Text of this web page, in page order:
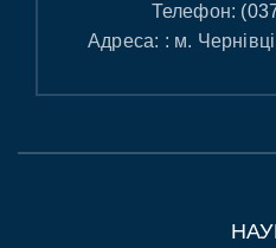
Телефон:
Адреса: : м.